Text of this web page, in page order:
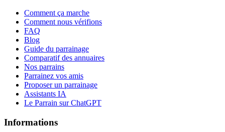
Comment ça marche
Comment nous vérifions
FAQ
Blog
Guide du parrainage
Comparatif des annuaires
Nos parrains
Parrainez vos amis
Proposer un parrainage
Assistants IA
Le Parrain sur ChatGPT
Informations